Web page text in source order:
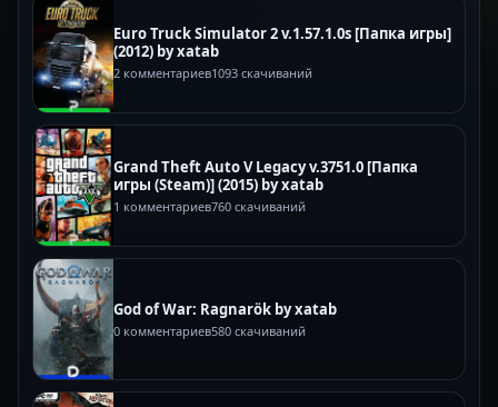
Euro Truck Simulator 2 v.1.57.1.0s [Папка игры]
(2012) by xatab
2 комментариев1093 скачиваний
Grand Theft Auto V Legacy v.3751.0 [Папка
игры (Steam)] (2015) by xatab
1 комментариев760 скачиваний
God of War: Ragnarök by xatab
0 комментариев580 скачиваний